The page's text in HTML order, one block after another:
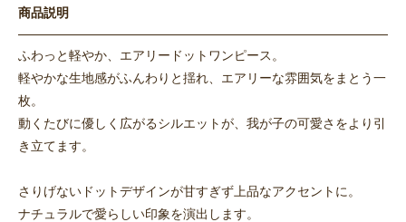
商品説明
ふわっと軽やか、エアリードットワンピース。
軽やかな生地感がふんわりと揺れ、エアリーな雰囲気をまとう一
枚。
動くたびに優しく広がるシルエットが、我が子の可愛さをより引
き立てます。
さりげないドットデザインが甘すぎず上品なアクセントに。
ナチュラルで愛らしい印象を演出します。